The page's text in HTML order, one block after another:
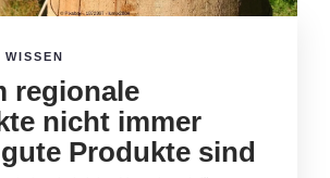
WISSEN
regionale
nicht immer
Produkte sind